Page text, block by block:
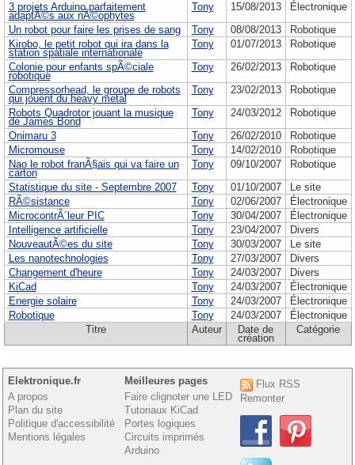
Titre Auteur Date de
création
Catégorie
3 projets Arduino parfaitement
adaptÃ©s aux nÃ©ophytes
Tony 15/08/2013
Électronique
Un robot pour faire les prises de sang
Tony 08/08/2013
Robotique
Kirobo, le petit robot qui ira dans la
station spatiale internationale
Tony 01/07/2013
Robotique
Colonie pour enfants spÃ©ciale
robotique
Tony 26/02/2013
Robotique
Compressorhead, le groupe de robots
qui jouent du heavy metal
Tony 23/02/2013
Robotique
Robots Quadrotor jouant la musique
de James Bond
Tony 24/03/2012
Robotique
Onimaru 3
Tony 26/02/2010
Robotique
Micromouse
Tony 14/02/2010
Robotique
Nao le robot franÃ§ais qui va faire un
carton
Tony 09/10/2007
Robotique
Statistique du site - Septembre 2007
Tony 01/10/2007
Le site
RÃ©sistance
Tony 02/06/2007
Électronique
MicrocontrÃ´leur PIC
Tony 30/04/2007
Électronique
Intelligence artificielle
Tony 23/04/2007
Divers
NouveautÃ©es du site
Tony 30/03/2007
Le site
Les nanotechnologies
Tony 27/03/2007
Divers
Changement d'heure
Tony 24/03/2007
Divers
KiCad
Tony 24/03/2007
Électronique
Energie solaire
Tony 24/03/2007
Électronique
Robotique
Tony 24/03/2007 Électronique
Elektronique.fr
A propos
Plan du site
Politique d'accessibilité
Mentions légales
Meilleures pages
Faire clignoter une LED
Tutoriaux KiCad
Portes logiques
Circuits imprimés
Arduino
Flux RSS
Remonter